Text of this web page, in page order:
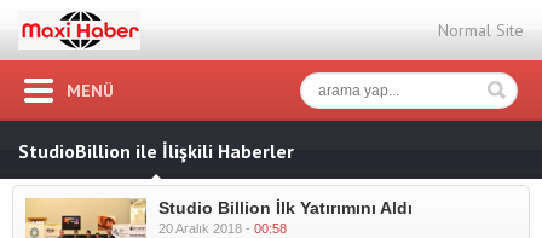
Normal Site
MENÜ
StudioBillion ile İlişkili Haberler
Studio Billion İlk Yatırımını Aldı
20 Aralık 2018 - 00:58